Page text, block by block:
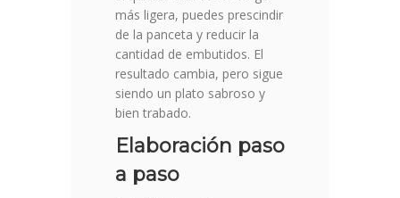
más ligera, puedes prescindir
de la panceta y reducir la
cantidad de embutidos. El
resultado cambia, pero sigue
siendo un plato sabroso y
bien trabado.
Elaboración paso
a paso